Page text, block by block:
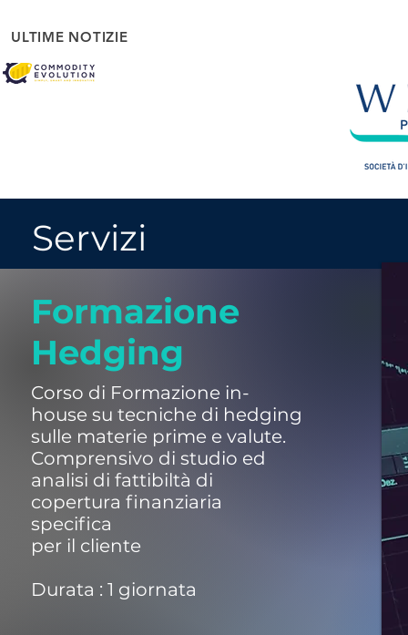
ULTIME NOTIZIE
Servizi
Formazione
Hedging
Corso di Formazione in-
house su tecniche di hedging
sulle materie prime e valute.
Comprensivo di studio ed
analisi di fattibiltà di
copertura finanziaria
specifica
per il cliente
Durata : 1 giornata